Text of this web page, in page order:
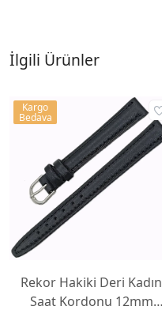
İlgili Ürünler
Rekor Hakiki Deri Kadın
Saat Kordonu 12mm
Kargo
Bedava